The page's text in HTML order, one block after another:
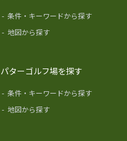
- 条件・キーワードから探す
- 地図から探す
パターゴルフ場を探す
- 条件・キーワードから探す
- 地図から探す